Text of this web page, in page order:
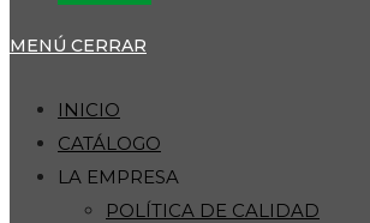
MENÚ CERRAR
INICIO
CATÁLOGO
LA EMPRESA
POLÍTICA DE CALIDAD